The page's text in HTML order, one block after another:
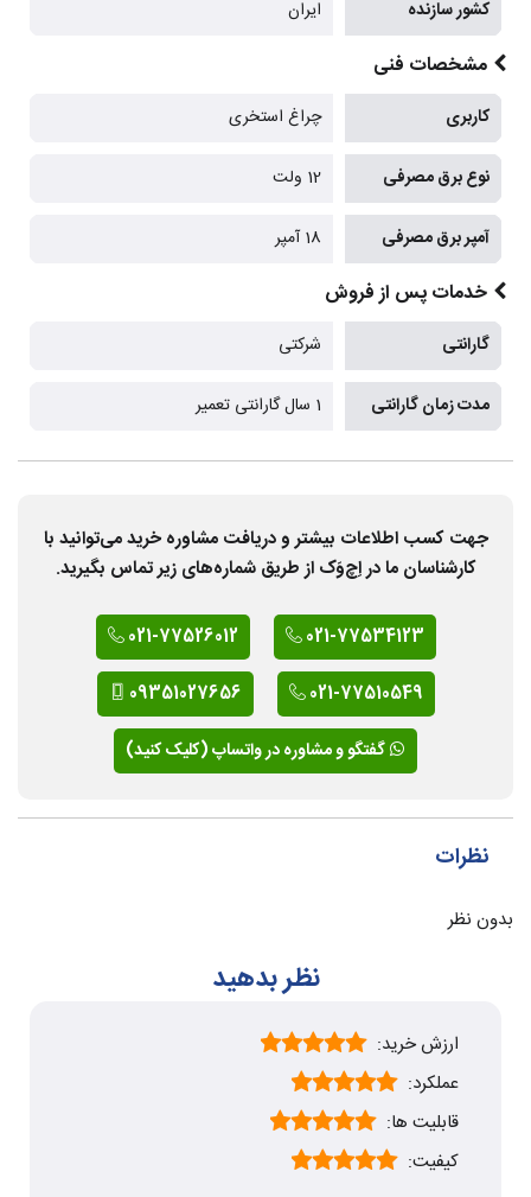
کشور سازنده ایران
مشخصات فنی
کاربری چراغ استخری
نوع برق مصرفی 12 ولت
آمپر برق مصرفی 18 آمپر
خدمات پس از فروش
گارانتی شرکتی
مدت زمان گارانتی 1 سال گارانتی تعمیر
جهت کسب اطلاعات بیشتر و دریافت مشاوره خرید می‌توانید با
کارشناسان ما در اِچ‌وَک از طریق شماره‌های زیر تماس بگیرید.
021-77534123
021-77526012
021-77510549
09351027656
گفتگو و مشاوره در واتساپ (کلیک کنید)
نظرات
بدون نظر
نظر بدهید
ارزش خرید:
عملکرد:
قابلیت ها:
کیفیت: